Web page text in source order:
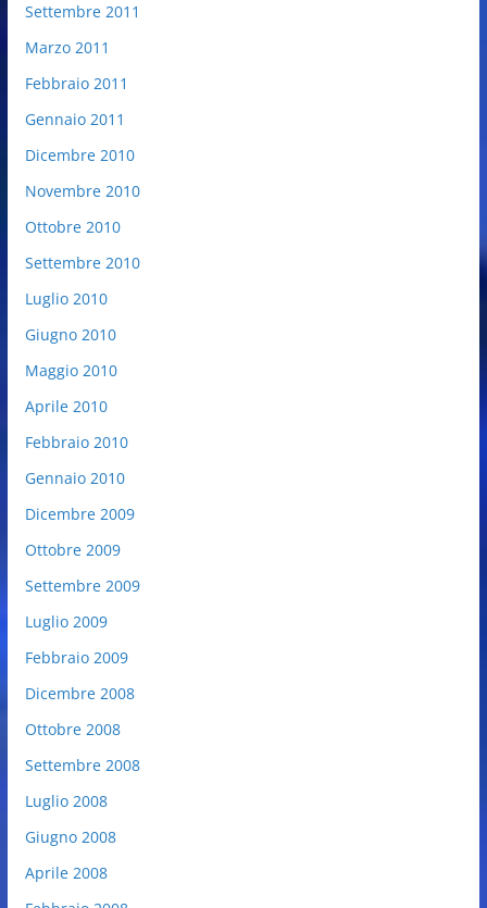
Settembre 2011
Marzo 2011
Febbraio 2011
Gennaio 2011
Dicembre 2010
Novembre 2010
Ottobre 2010
Settembre 2010
Luglio 2010
Giugno 2010
Maggio 2010
Aprile 2010
Febbraio 2010
Gennaio 2010
Dicembre 2009
Ottobre 2009
Settembre 2009
Luglio 2009
Febbraio 2009
Dicembre 2008
Ottobre 2008
Settembre 2008
Luglio 2008
Giugno 2008
Aprile 2008